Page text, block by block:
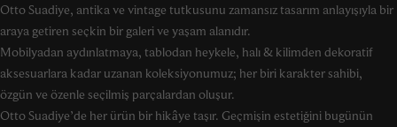
Otto Suadiye, antika ve vintage tutkusunu zamansız tasarım anlayışıyla bir
araya getiren seçkin bir galeri ve yaşam alanıdır.
Mobilyadan aydınlatmaya, tablodan heykele, halı & kilimden dekoratif
aksesuarlara kadar uzanan koleksiyonumuz; her biri karakter sahibi,
özgün ve özenle seçilmiş parçalardan oluşur.
Otto Suadiye’de her ürün bir hikâye taşır. Geçmişin estetiğini bugünün